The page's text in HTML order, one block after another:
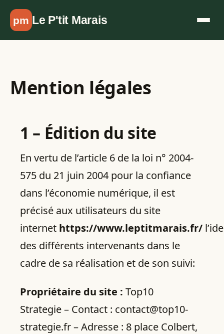
Aller au contenu
pm Le P'tit Marais
Mention légales
1 – Édition du site
En vertu de l’article 6 de la loi n° 2004-
575 du 21 juin 2004 pour la confiance
dans l’économie numérique, il est
précisé aux utilisateurs du site
internet https://www.leptitmarais.fr/
des différents intervenants dans le
cadre de sa réalisation et de son suivi:
Propriétaire du site : Top10
Strategie – Contact : contact@top10-
strategie.fr – Adresse : 8 place Colbert,